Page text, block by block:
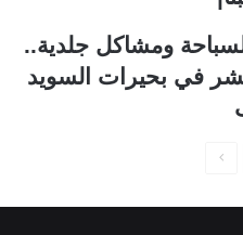
ة
ومشاكل جلدية..
في بحيرات السويد